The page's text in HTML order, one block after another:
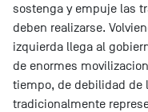
sostenga y empuje las
deben realizarse.
izquierda llega al
de enormes
tiempo, de debilidad de
tradicionalmente